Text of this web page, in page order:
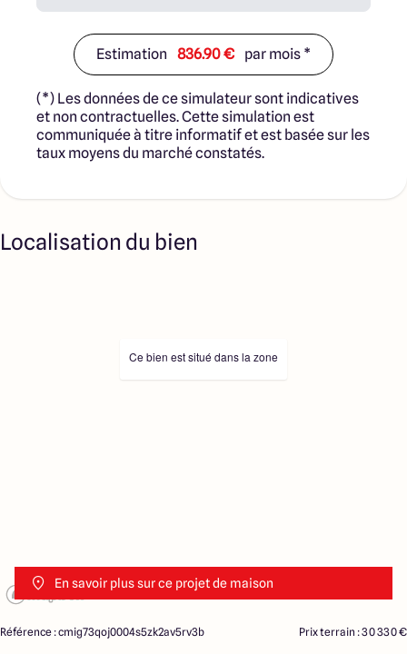
Estimation 836.90 € par mois *
(*) Les données de ce simulateur sont indicatives
et non contractuelles. Cette simulation est
communiquée à titre informatif et est basée sur les
taux moyens du marché constatés.
Localisation du bien
En savoir plus sur ce projet de maison
Ce bien est situé dans la zone
Référence : cmig73qoj0004s5zk2av5rv3b Prix terrain : 30 330 €